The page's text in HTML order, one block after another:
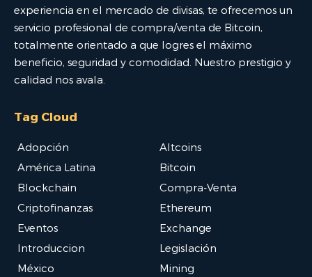
experiencia en el mercado de divisas, te ofrecemos un
servicio profesional de compra/venta de Bitcoin,
totalmente orientado a que logres el máximo
beneficio, seguridad y comodidad. Nuestro prestigio y
calidad nos avala.
Tag Cloud
Adopción
Altcoins
América Latina
Bitcoin
Blockchain
Compra-Venta
Criptofinanzas
Ethereum
Eventos
Exchange
Introduccion
Legislación
México
Mining